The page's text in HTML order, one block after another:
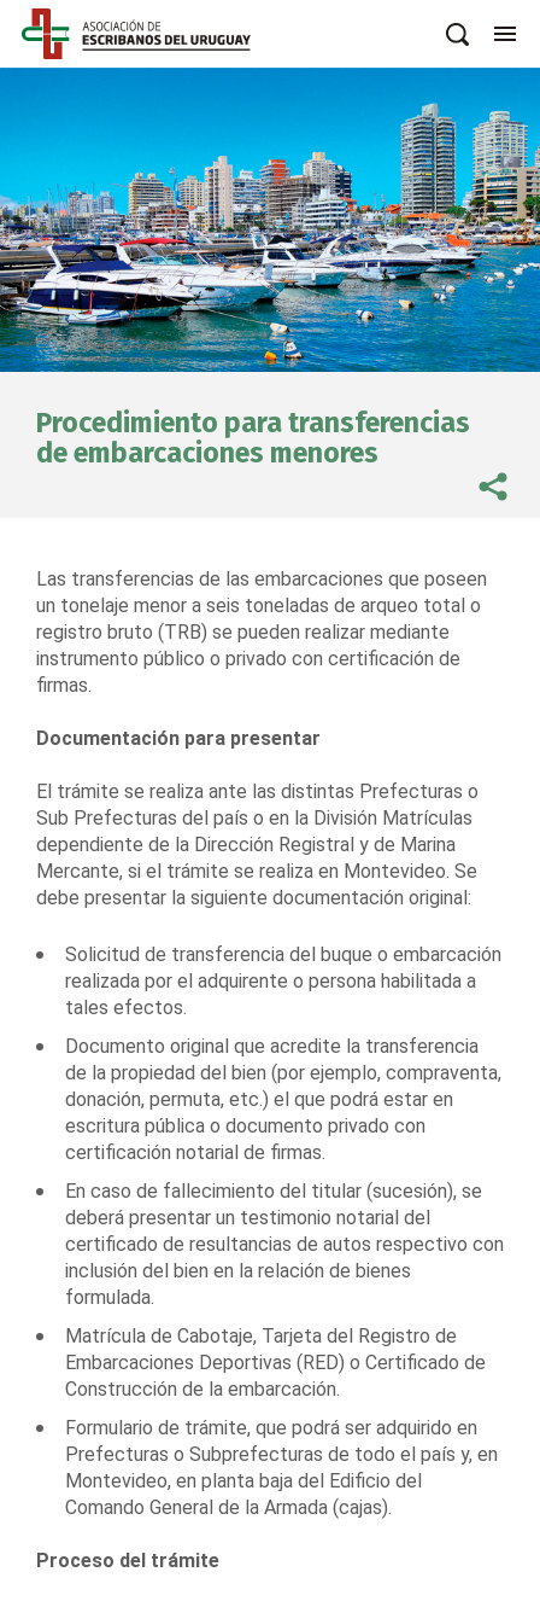
Procedimiento para transferencias
de embarcaciones menores
Las transferencias de las embarcaciones que poseen
un tonelaje menor a seis toneladas de arqueo total o
registro bruto (TRB) se pueden realizar mediante
instrumento público o privado con certificación de
firmas.
Documentación para presentar
El trámite se realiza ante las distintas Prefecturas o
Sub Prefecturas del país o en la División Matrículas
dependiente de la Dirección Registral y de Marina
Mercante, si el trámite se realiza en Montevideo. Se
debe presentar la siguiente documentación original:
Solicitud de transferencia del buque o embarcación
realizada por el adquirente o persona habilitada a
tales efectos.
Documento original que acredite la transferencia
de la propiedad del bien (por ejemplo, compraventa,
donación, permuta, etc.) el que podrá estar en
escritura pública o documento privado con
certificación notarial de firmas.
En caso de fallecimiento del titular (sucesión), se
deberá presentar un testimonio notarial del
certificado de resultancias de autos respectivo con
inclusión del bien en la relación de bienes
formulada.
Matrícula de Cabotaje, Tarjeta del Registro de
Embarcaciones Deportivas (RED) o Certificado de
Construcción de la embarcación.
Formulario de trámite, que podrá ser adquirido en
Prefecturas o Subprefecturas de todo el país y, en
Montevideo, en planta baja del Edificio del
Comando General de la Armada (cajas).
Proceso del trámite